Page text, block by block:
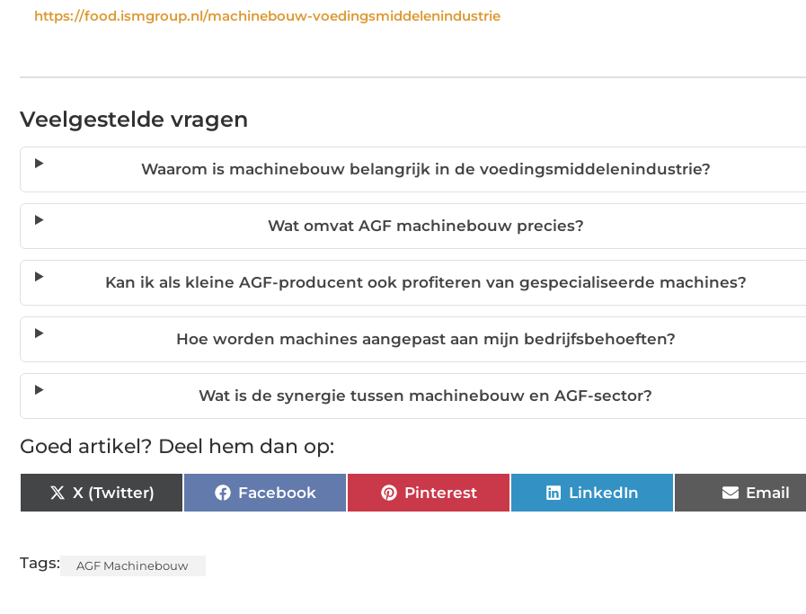
https://food.ismgroup.nl/machinebouw-voedingsmiddelenindustrie
Veelgestelde vragen
Waarom is machinebouw belangrijk in de voedingsmiddelenindustrie?
Wat omvat AGF machinebouw precies?
Kan ik als kleine AGF-producent ook profiteren van gespecialiseerde machines?
Hoe worden machines aangepast aan mijn bedrijfsbehoeften?
Wat is de synergie tussen machinebouw en AGF-sector?
Goed artikel? Deel hem dan op:
X (Twitter) Facebook Pinterest LinkedIn Email
Tags: AGF Machinebouw